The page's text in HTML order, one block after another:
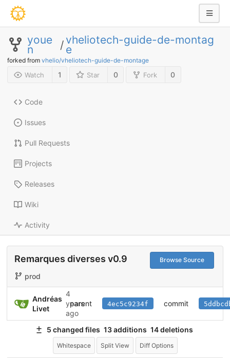
youe
n / vheliotech-guide-de-montag
e
forked from vhelio/vheliotech-guide-de-montage
Watch 1 Star 0 Fork 0
Code
Issues
Pull Requests
Projects
Releases
Wiki
Activity
Browse Source
Remarques diverses v0.9
prod
Andréas
Livet
4
years
ago
parent 4ec5c9234f commit
5 changed files 13 additions 14 deletions
Whitespace Split View Diff Options